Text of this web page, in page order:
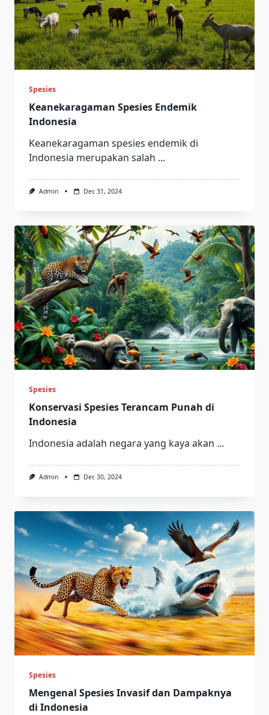
Spesies
Keanekaragaman Spesies Endemik
Indonesia
Keanekaragaman spesies endemik di
Indonesia merupakan salah ...
Admin Dec 31, 2024
Spesies
Konservasi Spesies Terancam Punah di
Indonesia
Indonesia adalah negara yang kaya akan ...
Admin Dec 30, 2024
Spesies
Mengenal Spesies Invasif dan Dampaknya
di Indonesia